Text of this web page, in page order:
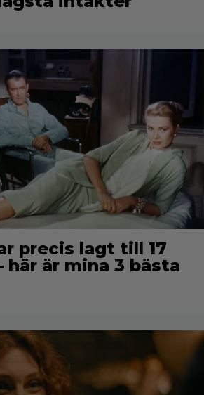
precis lagt till 17
här är mina 3 bästa